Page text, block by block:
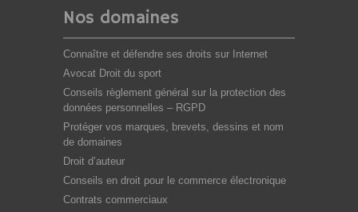
Nos domaines
Connaître et défendre ses droits sur Internet
Avocat Droit du sport
Conseils règlement général sur la protection des
données personnelles – RGPD
Protéger vos marques, brevets, dessins et nom
de domaines
Droit d’auteur
Conseils en droit pour le commerce électronique
Contrats commerciaux